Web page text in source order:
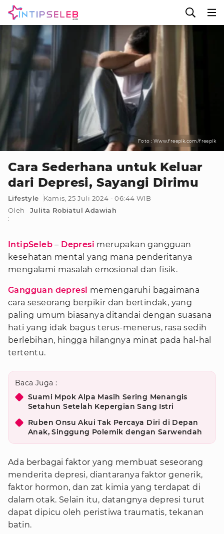
Foto : Www.freepik.com/freepik
Cara Sederhana untuk Keluar
dari Depresi, Sayangi Dirimu
Lifestyle
Kamis, 25 Juli 2024 - 06:44 WIB
Oleh
:
Julita Robiatul Adawiah
IntipSeleb – Depresi merupakan gangguan
kesehatan mental yang mana penderitanya
mengalami masalah emosional dan fisik.
Gangguan depresi memengaruhi bagaimana
cara seseorang berpikir dan bertindak, yang
paling umum biasanya ditandai dengan suasana
hati yang idak bagus terus-menerus, rasa sedih
berlebihan, hingga hilangnya minat pada hal-hal
tertentu.
Baca Juga :
Suami Mpok Alpa Masih Sering Menangis
Setahun Setelah Kepergian Sang Istri
Ruben Onsu Akui Tak Percaya Diri di Depan
Anak, Singgung Polemik dengan Sarwendah
Ada berbagai faktor yang membuat seseorang
menderita depresi, diantaranya faktor generik,
faktor hormon, dan zat kimia yang terdapat di
dalam otak. Selain itu, datangnya depresi turut
dapat dipicu oleh peristiwa traumatis, tekanan
batin.